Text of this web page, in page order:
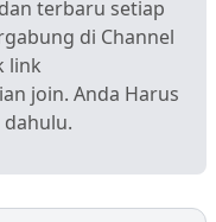
terbaru setiap
di Channel
link
join. Anda Harus